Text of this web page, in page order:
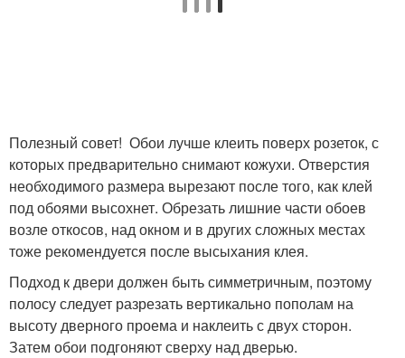
Полезный совет! Обои лучше клеить поверх розеток, с
которых предварительно снимают кожухи. Отверстия
необходимого размера вырезают после того, как клей
под обоями высохнет. Обрезать лишние части обоев
возле откосов, над окном и в других сложных местах
тоже рекомендуется после высыхания клея.
Подход к двери должен быть симметричным, поэтому
полосу следует разрезать вертикально пополам на
высоту дверного проема и наклеить с двух сторон.
Затем обои подгоняют сверху над дверью.